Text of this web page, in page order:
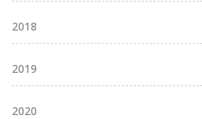
2018
2019
2020